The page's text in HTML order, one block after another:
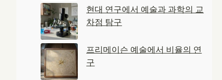
현대 연구에서 예술과 과학의 교
차점 탐구
프리메이슨 예술에서 비율의 연
구